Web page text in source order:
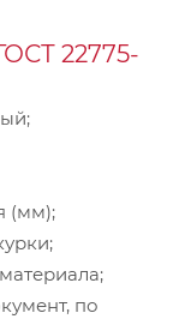
22775-
(мм);
по